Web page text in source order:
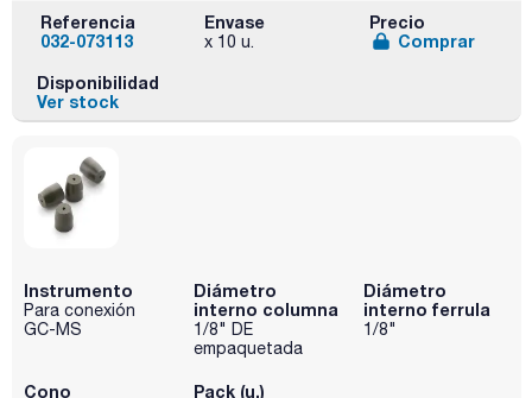
Referencia
032-073113
Envase
x 10 u.
Precio
Comprar
Disponibilidad
Ver stock
Instrumento
Para conexión
GC-MS
Diámetro
interno columna
1/8" DE
empaquetada
Diámetro
interno ferrula
1/8"
Cono Pack (u.)